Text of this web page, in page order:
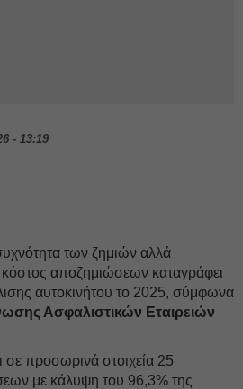
- 13:19
των ζημιών αλλά
αποζημιώσεων καταγράφει
αυτοκινήτου το 2025, σύμφωνα
Ασφαλιστικών Εταιρειών
σε προσωρινά στοιχεία 25
με κάλυψη του 96,3% της